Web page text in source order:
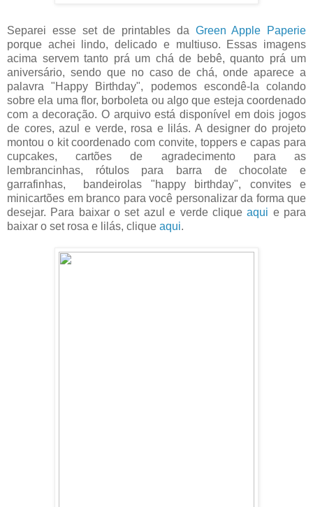
Separei esse set de printables da Green Apple Paperie
porque achei lindo, delicado e multiuso. Essas imagens
acima servem tanto prá um chá de bebê, quanto prá um
aniversário, sendo que no caso de chá, onde aparece a
palavra "Happy Birthday", podemos escondê-la colando
sobre ela uma flor, borboleta ou algo que esteja coordenado
com a decoração. O arquivo está disponível em dois jogos
de cores, azul e verde, rosa e lilás. A designer do projeto
montou o kit coordenado com convite, toppers e capas para
cupcakes, cartões de agradecimento para as
lembrancinhas, rótulos para barra de chocolate e
garrafinhas, bandeirolas "happy birthday", convites e
minicartões em branco para você personalizar da forma que
desejar. Para baixar o set azul e verde cliqueaqui e para
baixar o set rosa e lilás, clique aqui.